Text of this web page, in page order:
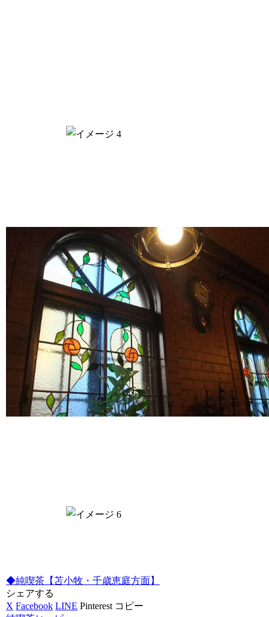
◆純喫茶【苫小牧・千歳恵庭方面】
シェアする
X Facebook LINE Pinterest コピー